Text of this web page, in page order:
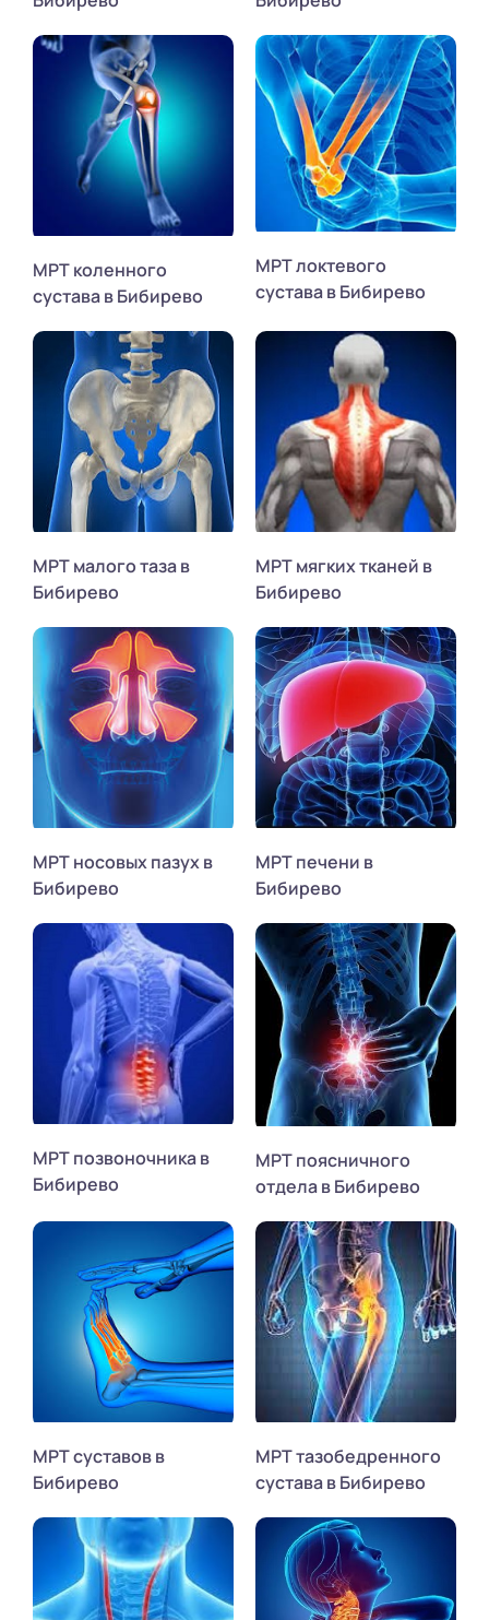
МРТ коленного
сустава в Бибирево
МРТ локтевого
сустава в Бибирево
МРТ малого таза в
Бибирево
МРТ мягких тканей в
Бибирево
МРТ носовых пазух в
Бибирево
МРТ печени в
Бибирево
МРТ позвоночника в
Бибирево
МРТ поясничного
отдела в Бибирево
МРТ суставов в
Бибирево
МРТ тазобедренного
сустава в Бибирево